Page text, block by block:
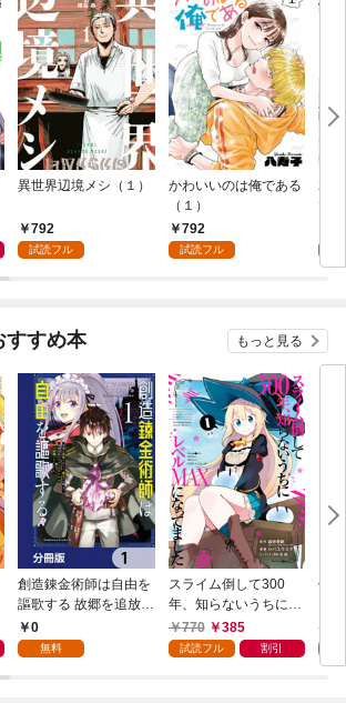
異世界辺境メシ（１）
792
試読フル
かわいいのは俺である
（１）
792
試読フル
君
て
すすめ本 もっと見る
創造錬金術師は自由を
謳歌する 故郷を追放さ
れたら、魔王のお膝元
で超絶効果のマジック
0
無料
スライム倒して300
年、知らないうちにレ
ベルMAXになってまし
た 1巻
770 385
試読フル 割引
信